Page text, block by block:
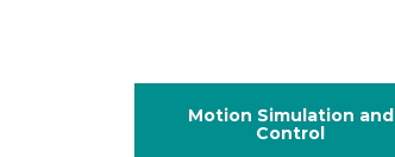
Motion Simulation and
Control